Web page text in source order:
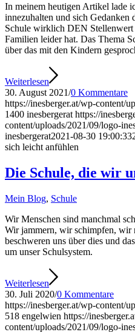
In meinem heutigen Artikel lade
innezuhalten und sich Gedanken
Schule wirklich DEN
Familien leider hat. Das Thema
über das mit den Kindern
Weiterlesen
30. August 2021/0 Kommentare
https://inesberger.at/wp-content/
1400 inesbergerat https://
content/uploads/2021/09/logo-
inesbergerat2021-08-30 19:00:33
sich leicht anfühlen
Die Schule, die wir
Mein Blog, Schule
Wir Menschen sind manchmal
Wir jammern, wir schimpfen,
beschweren uns über dies und
um unser Schulsystem.
Weiterlesen
30. Juli 2020/0 Kommentare
https://inesberger.at/wp-content/
518 engelwien https://
content/uploads/2021/09/logo-